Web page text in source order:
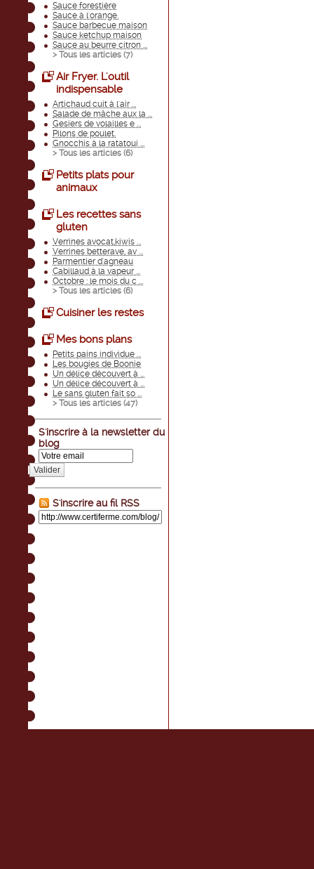
Sauce forestière
Sauce à l'orange.
Sauce barbecue maison
Sauce ketchup maison
Sauce au beurre citron ...
> Tous les articles (7)
Air Fryer. L'outil
indispensable
Artichaud cuit à l'air ...
Salade de mâche aux la ...
Gesiers de volailles e ...
Pilons de poulet.
Gnocchis à la ratatoui ...
> Tous les articles (6)
Petits plats pour
animaux
Les recettes sans
gluten
Verrines avocat,kiwis ...
Verrines betterave, av ...
Parmentier d'agneau
Cabillaud à la vapeur ...
Octobre : le mois du c ...
> Tous les articles (6)
Cuisiner les restes
Mes bons plans
Petits pains individue ...
Les bougies de Boonie
Un délice découvert à ...
Un délice découvert à ...
Le sans gluten fait so ...
> Tous les articles (47)
S'inscrire à la newsletter du
blog
Valider
S'inscrire au fil RSS